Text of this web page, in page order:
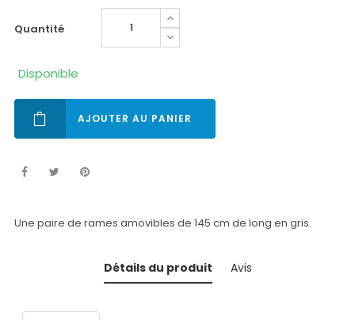
quantité
Disponible
AJOUTER AU PANIER
Une paire de rames amovibles de 145 cm de long en gris.
Détails du produit Avis